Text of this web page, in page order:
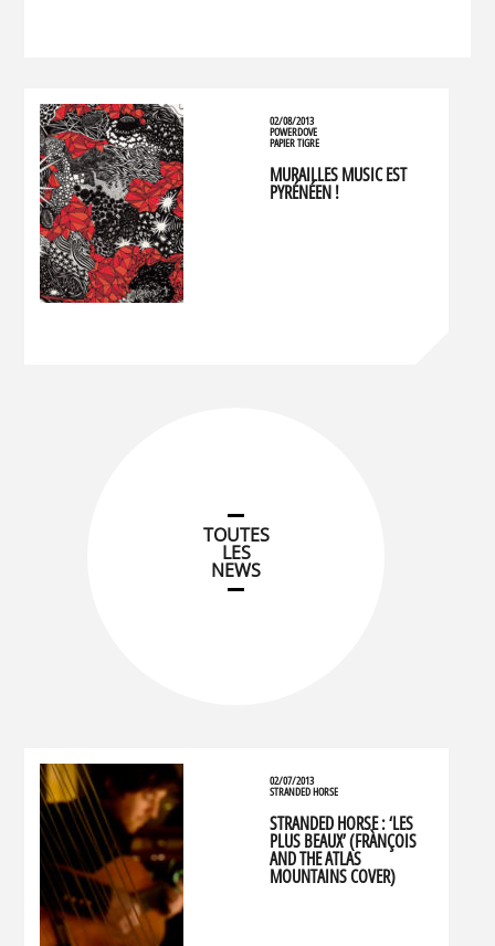
02/08/2013
POWERDOVE
PAPIER TIGRE
MURAILLES MUSIC EST
PYRÉNÉEN !
TOUTES
LES
NEWS
02/07/2013
STRANDED HORSE
STRANDED HORSE : ‘LES
PLUS BEAUX’ (FRÀNÇOIS
AND THE ATLAS
MOUNTAINS COVER)